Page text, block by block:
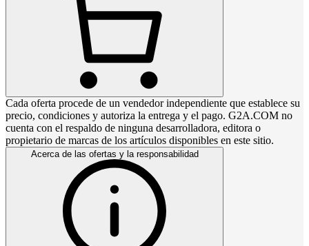
Cada oferta procede de un vendedor independiente que establece su
precio, condiciones y autoriza la entrega y el pago. G2A.COM no
cuenta con el respaldo de ninguna desarrolladora, editora o
propietario de marcas de los artículos disponibles en este sitio.
Acerca de las ofertas y la responsabilidad